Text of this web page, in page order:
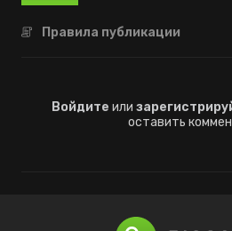
Правила публикации
Войдите или
оставить